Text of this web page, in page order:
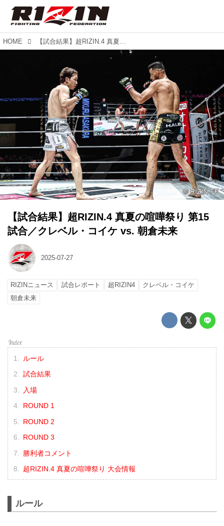
HOME 【試合結果】超RIZIN.4 真夏の喧嘩祭り 第15試合／クレベル・コイケ vs. 朝倉未来
【試合結果】超RIZIN.4 真夏の喧嘩祭り 第15
試合／クレベル・コイケ vs. 朝倉未来
2025-07-27
RIZINニュース 試合レポート 超RIZIN4
クレベル・コイケ
朝倉未来
ルール
試合結果
入場
ROUND 1
ROUND 2
ROUND 3
勝利者コメント
超RIZIN.4 真夏の喧嘩祭り 大会情報
ルール